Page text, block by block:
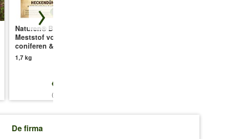
Naturen® BIO
Meststof voor
coniferen & hagen
1,7 kg
€ 14,99
(8,38 €/kg)
De firma